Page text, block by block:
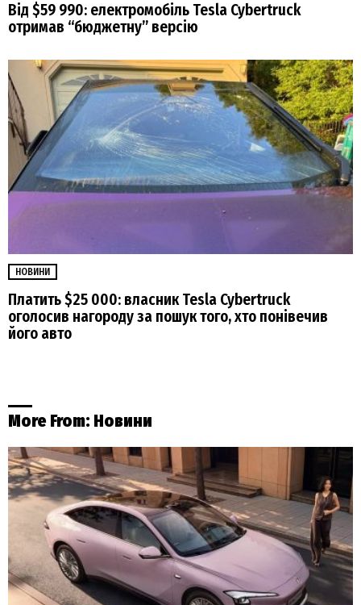
Від $59 990: електромобіль Tesla Cybertruck
отримав “бюджетну” версію
НОВИНИ
Платить $25 000: власник Tesla Cybertruck
оголосив нагороду за пошук того, хто понівечив
його авто
More From: Новини